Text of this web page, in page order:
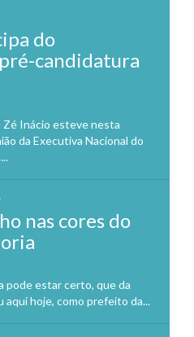
do
candidatura
Inácio esteve nesta
da Executiva Nacional do
nas cores do
pode estar certo, que da
aqui hoje, como prefeito da...